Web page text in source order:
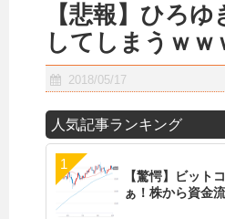
【悲報】ひろ
してしまうｗｗ
2018/05/17
人気記事ランキング
【驚愕】ビット
ぁ！株から資金